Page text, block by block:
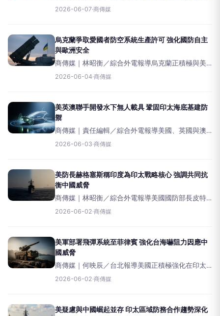
情勢持續緊張。根據伊朗官方媒體報導，伊朗海軍
飛
2026-06-07·商傳媒
烏克蘭爭取愛國者防空系統生產許可 強化國防自主
與歐洲安全
商傳媒｜林昭衡／綜合外電報導烏克蘭正積極與美
國協商，尋求在境內生產關鍵的愛國者（Patriot）
2026-06-04·商傳媒
美英澳聯手開發水下無人載具 鞏固印太海底基建防
禦
商傳媒｜責任編輯／綜合外電報導美國、英國與澳
洲（AUKUS）三國於新加坡一場安全峰會上宣布，
在保護關鍵
2026-06-03·商傳媒
美防長赫格塞斯稱印度為印太戰略核心 強調共同抗
衡中國威脅
商傳媒｜林昭衡／綜合外電報導美國國防部長皮特·
赫格塞斯（PeteHegseth）於日前在新加坡舉行的
力
2026-06-02·商傳媒
美軍部署飛彈系統至菲律賓 強化台海嚇阻力因應中
國威脅
商傳媒｜何映辰／台北報導美國正積極強化在印太
地區的軍事嚇阻能力，以應對日益升高的區域緊張
全。此舉不僅
2026-06-02·商傳媒
美疑慮與中國崛起並存 印太區域防務合作趨勢深化